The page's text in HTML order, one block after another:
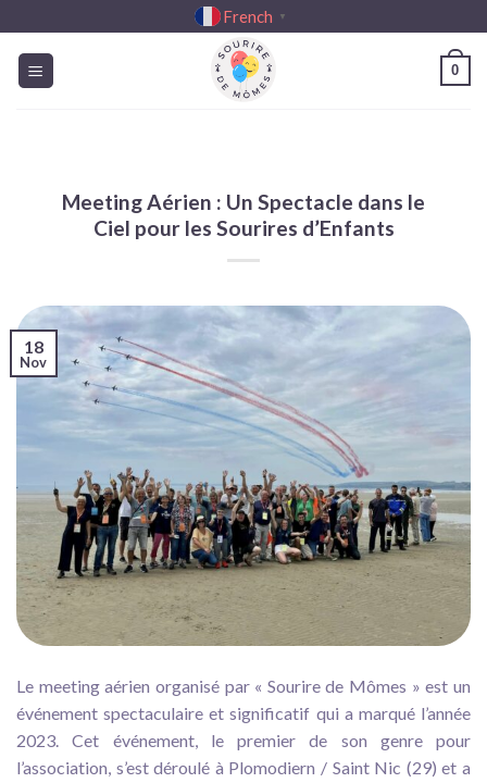
au
contenu
French ▼
0
Meeting Aérien : Un Spectacle dans le
Ciel pour les Sourires d’Enfants
18
Nov
Le meeting aérien organisé par « Sourire de Mômes » est un
événement spectaculaire et significatif qui a marqué l’année
2023. Cet événement, le premier de son genre pour
l’association, s’est déroulé à Plomodiern / Saint Nic (29) et a